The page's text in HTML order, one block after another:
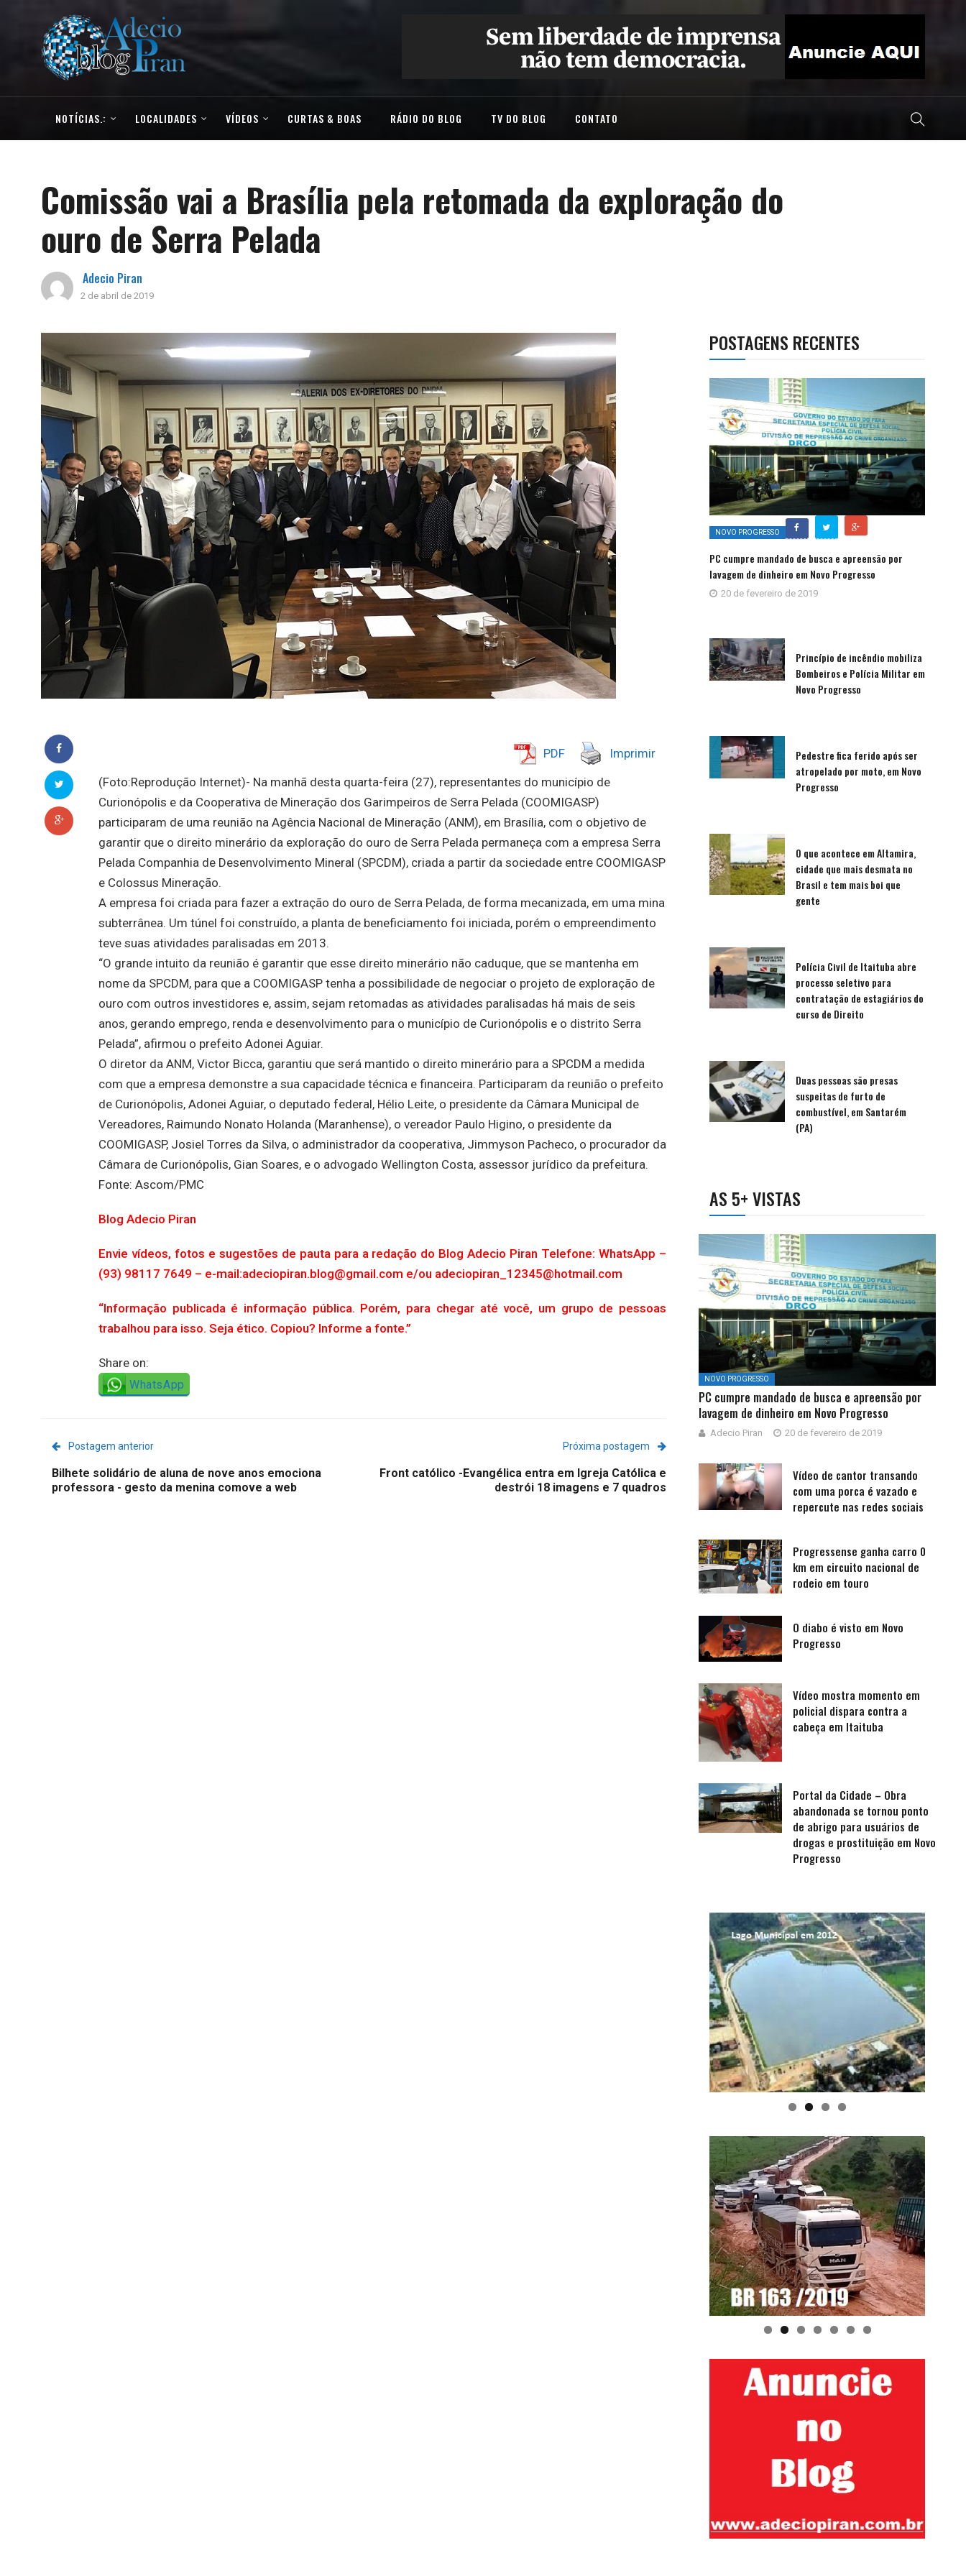
NOTÍCIAS.: LOCALIDADES VÍDEOS CURTAS & BOAS RÁDIO DO BLOG TV DO BLOG CONTATO
Comissão vai a Brasília pela retomada da exploração do
ouro de Serra Pelada
Adecio Piran
2 de abril de 2019
PDF Imprimir
(Foto:Reprodução Internet)- Na manhã desta quarta-feira (27), representantes do município de
Curionópolis e da Cooperativa de Mineração dos Garimpeiros de Serra Pelada (COOMIGASP)
participaram de uma reunião na Agência Nacional de Mineração (ANM), em Brasília, com o objetivo de
garantir que o direito minerário da exploração do ouro de Serra Pelada permaneça com a empresa Serra
Pelada Companhia de Desenvolvimento Mineral (SPCDM), criada a partir da sociedade entre COOMIGASP
e Colossus Mineração.
A empresa foi criada para fazer a extração do ouro de Serra Pelada, de forma mecanizada, em uma mina
subterrânea. Um túnel foi construído, a planta de beneficiamento foi iniciada, porém o empreendimento
teve suas atividades paralisadas em 2013.
“O grande intuito da reunião é garantir que esse direito minerário não caduque, que se mantenha em
nome da SPCDM, para que a COOMIGASP tenha a possibilidade de negociar o projeto de exploração de
ouro com outros investidores e, assim, sejam retomadas as atividades paralisadas há mais de seis
anos, gerando emprego, renda e desenvolvimento para o município de Curionópolis e o distrito Serra
Pelada”, afirmou o prefeito Adonei Aguiar.
O diretor da ANM, Victor Bicca, garantiu que será mantido o direito minerário para a SPCDM a medida
com que a empresa demonstre a sua capacidade técnica e financeira. Participaram da reunião o prefeito
de Curionópolis, Adonei Aguiar, o deputado federal, Hélio Leite, o presidente da Câmara Municipal de
Vereadores, Raimundo Nonato Holanda (Maranhense), o vereador Paulo Higino, o presidente da
COOMIGASP, Josiel Torres da Silva, o administrador da cooperativa, Jimmyson Pacheco, o procurador da
Câmara de Curionópolis, Gian Soares, e o advogado Wellington Costa, assessor jurídico da prefeitura.
Fonte: Ascom/PMC
Blog Adecio Piran
Envie vídeos, fotos e sugestões de pauta para a redação do Blog Adecio Piran Telefone: WhatsApp –
(93) 98117 7649 – e-mail:adeciopiran.blog@gmail.com e/ou adeciopiran_12345@hotmail.com
“Informação publicada é informação pública. Porém, para chegar até você, um grupo de pessoas
trabalhou para isso. Seja ético. Copiou? Informe a fonte.”
Share on:
WhatsApp
Postagem anterior
Bilhete solidário de aluna de nove anos emociona
professora - gesto da menina comove a web
Próxima postagem
Front católico -Evangélica entra em Igreja Católica e
destrói 18 imagens e 7 quadros
POSTAGENS RECENTES
NOVO PROGRESSO
PC cumpre mandado de busca e apreensão por
lavagem de dinheiro em Novo Progresso
20 de fevereiro de 2019
Princípio de incêndio mobiliza
Bombeiros e Polícia Militar em
Novo Progresso
Pedestre fica ferido após ser
atropelado por moto, em Novo
Progresso
O que acontece em Altamira,
cidade que mais desmata no
Brasil e tem mais boi que
gente
Polícia Civil de Itaituba abre
processo seletivo para
contratação de estagiários do
curso de Direito
Duas pessoas são presas
suspeitas de furto de
combustível, em Santarém
(PA)
AS 5+ VISTAS
NOVO PROGRESSO
PC cumpre mandado de busca e apreensão por
lavagem de dinheiro em Novo Progresso
Adecio Piran 20 de fevereiro de 2019
Vídeo de cantor transando
com uma porca é vazado e
repercute nas redes sociais
Progressense ganha carro 0
km em circuito nacional de
rodeio em touro
O diabo é visto em Novo
Progresso
Vídeo mostra momento em
policial dispara contra a
cabeça em Itaituba
Portal da Cidade – Obra
abandonada se tornou ponto
de abrigo para usuários de
drogas e prostituição em Novo
Progresso